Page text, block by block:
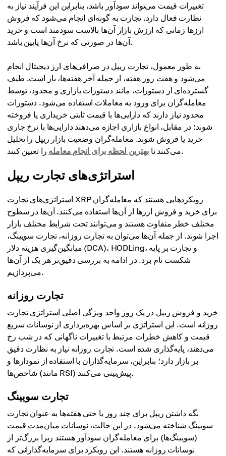
تغییرات قیمت می‌تواند سودآور باشد، بنابراین این فرآیند نیاز به
نظارت فعال دارد. تجارت به گونه‌ای انجام می‌شود که فروش
ارزها زمانی که ارزش بازار آن‌ها بالاست سودمند است و خرید
آن‌ها در صورتی که نرخ آن‌ها پایین باشد.
به طور معمول، تجارت ریپل در صرافی‌های ارز دیجیتال انجام
می‌شود و هفت روز هفته، از جمله آخر هفته‌ها، باز است. طیف
گسترده‌ای از دستورات، مانند دستورات بازاری و محدود، توسط
معامله‌گران برای ورود به معاملات استفاده می‌شود. دستورات
محدود نیاز دارند که دارایی‌ها با قیمت ثابتی خریداری یا فروخته
شوند؛ در مقابل، انواع بازاری اجازه می‌دهند دارایی‌ها با نرخ جاری
خرید یا فروش شوند. معامله‌گران وضعیت بازار ریپل را تحلیل
می‌کنند تابهترین لحظه برای انجام معامله را تعیین کنند.
استراتژی‌های تجارت ریپل
استراتژی‌های تجارت XRP رویکردهایی هستند که معامله‌گران
برای خرید و فروش ارزها از آن‌ها استفاده می‌کنند. آن‌ها در سطوح
مختلف خطر متفاوت هستند و می‌توانند تحت شرایط مختلف بازار
اجرا شوند. از جمله آن‌ها می‌توان به تجارت روزانه، تجارت سویینگ،
میانگین‌گیری هزینه دلار (DCA)، HODLing، و تجارت بر پایه
شکست نام برد. در ادامه به بررسی دقیق‌تر هر یک از آن‌ها
می‌پردازیم.
تجارت روزانه
خرید و فروش ریپل در یک روز واحد ویژگی اصلی استراتژی تجارت
روزانه است. این استراتژی بر اساس بهره‌برداری از نوسانات سریع
قیمت و کاهش خطرات مرتبط با تغییرات ناگهانی که در شب رخ
می‌دهند، پایه‌گذاری شده است. تجارت روزانه نیاز به نظارت دقیق
بر بازار دارد؛ بنابراین، سرمایه‌گذاران با استفاده از نمودارها و
شاخص‌ها (مانند RSI) پیش‌بینی می‌کنند.
تجارت سویینگ
نگه داشتن ریپل برای چند روز یا حتی هفته‌ها به عنوان تجارت
سویینگ شناخته می‌شود. در این حالت، نوسانات میان‌مدت قیمت
(سویینگ‌ها) برای معامله‌گران سودآور هستند زیرا بزرگ‌تر از
نوسانات روزانه هستند. این رویکرد برای سرمایه‌گذارانی که